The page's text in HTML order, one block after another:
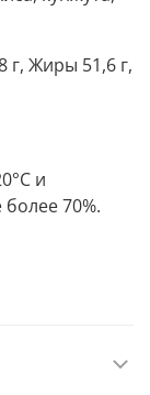
г, Жиры 51,6 г,
и
70%.